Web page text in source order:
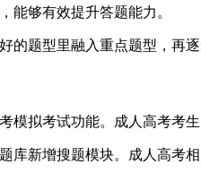
能够有效提升答题能力。
的题型里融入重点题型，再逐
模拟考试功能。成人高考考
库新增搜题模块。成人高考